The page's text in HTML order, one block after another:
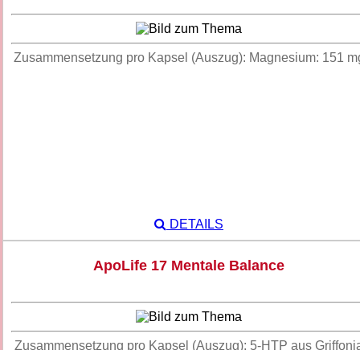
Zusammensetzung pro Kapsel (Auszug): Magnesium: 151
DETAILS
ApoLife 17 Mentale Balance
Zusammensetzung pro Kapsel (Auszug): 5-HTP aus